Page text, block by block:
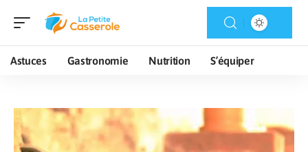
Astuces Gastronomie Nutrition S’équiper